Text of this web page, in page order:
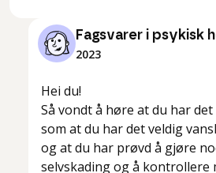
Fagsvarer i psykisk
2023
Hei du!
Så vondt å høre at du har
som at du har det veldig
og at du har prøvd å gjøre
selvskading og å kontrollere